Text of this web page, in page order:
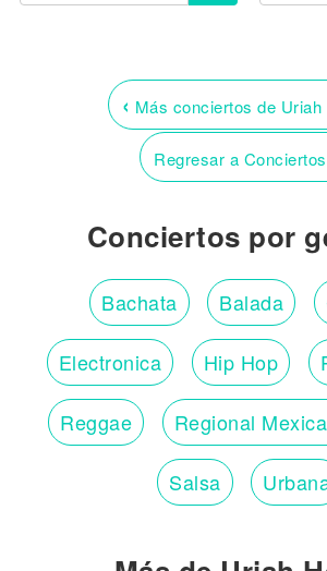
‹ Más conciertos de Uriah
Regresar a Conciertos
Conciertos por
Bachata Balada
Electronica Hip Hop
Reggae Regional
Salsa